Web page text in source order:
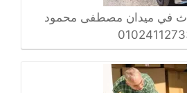
في ميدان مصطفى محمود